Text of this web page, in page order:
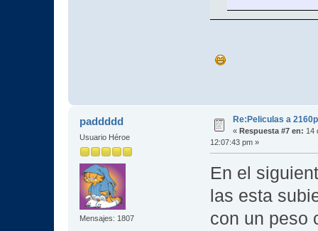
paddddd
Usuario Héroe
Mensajes: 1807
Re:Peliculas a
« Respuesta #7 en: 14
12:07:43 pm »
En el
las esta
con un peso